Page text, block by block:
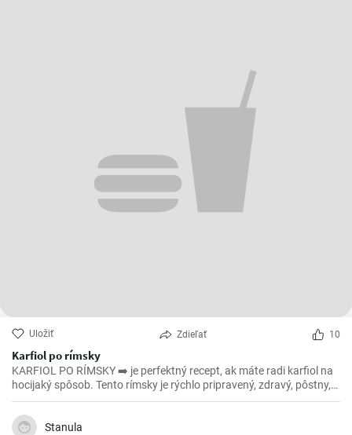
Uložiť Zdieľať 10
Karfiol po rímsky
KARFIOL PO RÍMSKY ➡️ je perfektný recept, ak máte radi karfiol na
hocijaký spôsob. Tento rímsky je rýchlo pripravený, zdravý, pôstny,
povedzme že aj vegánsky ak vynecháte syr, a ešte k tomu všetkému
je aj lahodný. 😁
Stanula